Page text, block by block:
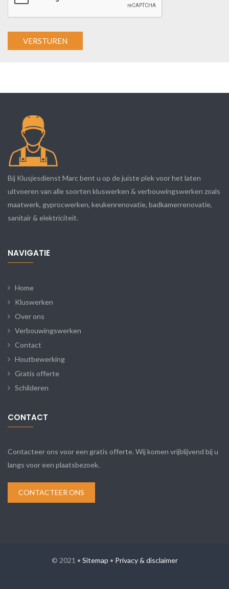
t
t
i
v
e
:
Bij Klusjesdienst Marc bent u op de juiste plek voor het laten
uitvoeren van alle soorten kluswerken & verbouwingswerken zoals
maatwerk, gyprocwerken, keukenrenovatie, badkamerrenovatie,
sanitair & elektriciteit.
NAVIGATIE
Home
Kluswerken
Over ons
Verbouwingswerken
Contact
Houtbewerking
Gratis offerte
Schilderen
CONTACT
Contacteer ons voor een gratis offerte. Wij komen vrijblijvend bij u
langs voor een plaatsbezoek.
CONTACTEER ONS
© 2021 • Sitemap • Privacy & disclaimer